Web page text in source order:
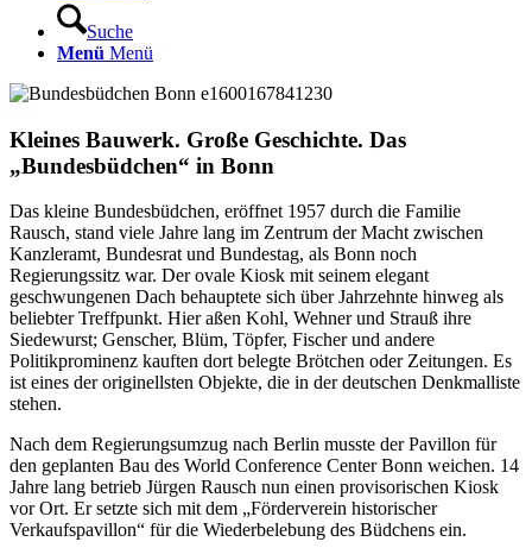
Suche
Menü Menü
Kleines Bauwerk. Große Geschichte. Das
„Bundesbüdchen“ in Bonn
Das kleine Bundesbüdchen, eröffnet 1957 durch die Familie
Rausch, stand viele Jahre lang im Zentrum der Macht zwischen
Kanzleramt, Bundesrat und Bundestag, als Bonn noch
Regierungssitz war. Der ovale Kiosk mit seinem elegant
geschwungenen Dach behauptete sich über Jahrzehnte hinweg als
beliebter Treffpunkt. Hier aßen Kohl, Wehner und Strauß ihre
Siedewurst; Genscher, Blüm, Töpfer, Fischer und andere
Politikprominenz kauften dort belegte Brötchen oder Zeitungen. Es
ist eines der originellsten Objekte, die in der deutschen Denkmalliste
stehen.
Nach dem Regierungsumzug nach Berlin musste der Pavillon für
den geplanten Bau des World Conference Center Bonn weichen. 14
Jahre lang betrieb Jürgen Rausch nun einen provisorischen Kiosk
vor Ort. Er setzte sich mit dem „Förderverein historischer
Verkaufspavillon“ für die Wiederbelebung des Büdchens ein.